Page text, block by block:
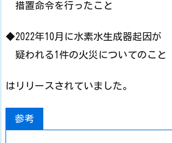
措置命令を行ったこと
◆2022年10月に水素水生成器起因が
疑われる1件の火災についてのこと
はリリースされていました。
参考